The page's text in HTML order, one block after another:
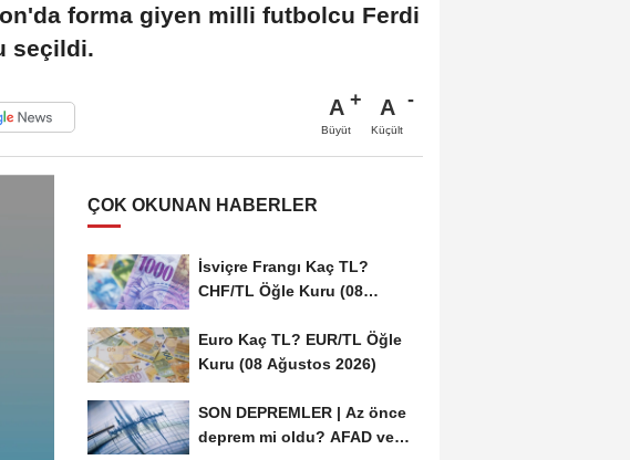
forma giyen milli futbolcu Ferdi
seçildi.
A
Büyüt
A
Küçült
ÇOK OKUNAN HABERLER
İsviçre Frangı Kaç TL?
CHF/TL Öğle Kuru (08
Euro Kaç TL? EUR/TL Öğle
Kuru (08 Ağustos 2026)
SON DEPREMLER | Az önce
deprem mi oldu? AFAD ve